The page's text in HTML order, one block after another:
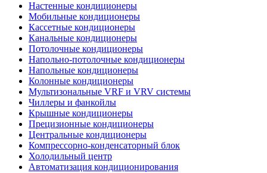
Настенные кондиционеры
Мобильные кондиционеры
Кассетные кондиционеры
Канальные кондиционеры
Потолочные кондиционеры
Напольно-потолочные кондиционеры
Напольные кондиционеры
Колонные кондиционеры
Мультизональные VRF и VRV системы
Чиллеры и фанкойлы
Крышные кондиционеры
Прецизионные кондиционеры
Центральные кондиционеры
Компрессорно-конденсаторный блок
Холодильный центр
Автоматизация кондиционирования